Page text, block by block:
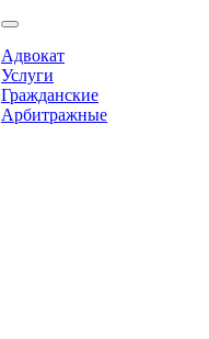
Адвокат
Услуги
Гражданские
Арбитражные